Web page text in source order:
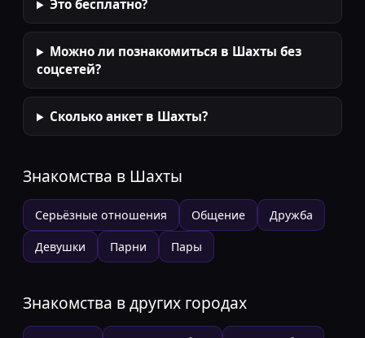
Это бесплатно?
Можно ли познакомиться в Шахты без
соцсетей?
Сколько анкет в Шахты?
Знакомства в Шахты
Серьёзные отношения Общение Дружба
Девушки Парни Пары
Знакомства в других городах